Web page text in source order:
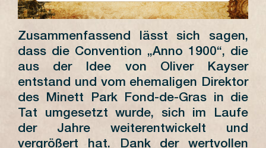
Zusammenfassend lässt sich sagen,
dass die Convention „Anno 1900“, die
aus der Idee von Oliver Kayser
entstand und vom ehemaligen Direktor
des Minett Park Fond-de-Gras in die
Tat umgesetzt wurde, sich im Laufe
der Jahre weiterentwickelt und
vergrößert hat. Dank der wertvollen